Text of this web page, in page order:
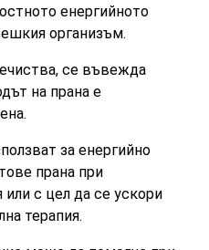
енергийното
организъм.
се въвежда
на прана е
за енергийно
прана при
или с цел да се ускори
терапия.